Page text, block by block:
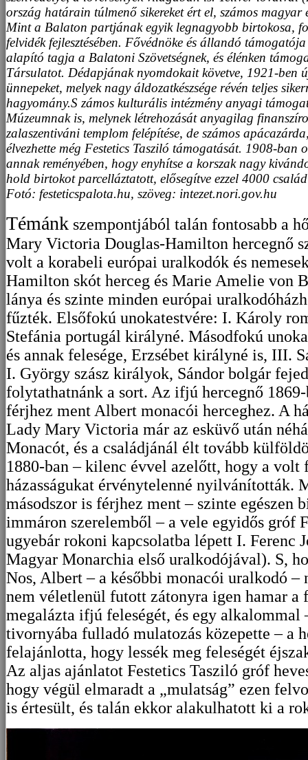
ország határain túlmenő sikereket ért el, számos
Mint a Balaton partjának egyik legnagyobb birtokosa,
felvidék fejlesztésében. Fővédnöke és állandó
alapító tagja a Balatoni Szövetségnek, és élénken
Társulatot. Dédapjának nyomdokait követve, 1921-ben
ünnepeket, melyek nagy áldozatkészsége révén teljes
hagyomány.S zámos kulturális intézmény anyagi
Múzeumnak is, melynek létrehozását anyagilag
zalaszentiváni templom felépítése, de számos
élvezhette még Festetics Tasziló támogatását. 1908-ban
annak reményében, hogy enyhítse a korszak nagy
hold birtokot parcelláztatott, elősegítve ezzel 4000 család
Fotó: festeticspalota.hu, szöveg: intezet.nori.gov.hu
Témánk szempontjából talán fontosabb a
Mary Victoria Douglas-Hamilton hercegnő
volt a korabeli európai uralkodók és
Hamilton skót herceg és Marie Amelie von
lánya és szinte minden európai
fűzték. Elsőfokú unokatestvére: I. Károly
Stefánia portugál királyné. Másodfokú
és annak felesége, Erzsébet királyné is, III.
I. György szász királyok, Sándor bolgár
folytathatnánk a sort. Az ifjú hercegnő 1869-
férjhez ment Albert monacói herceghez. A
Lady Mary Victoria már az esküvő után
Monacót, és a családjánál élt tovább
1880-ban – kilenc évvel azelőtt, hogy a
házasságukat érvénytelenné nyilvánították.
másodszor is férjhez ment – szinte egészen
immáron szerelemből – a vele egyidős gróf
ugyebár rokoni kapcsolatba lépett I. Ferenc
Magyar Monarchia első uralkodójával). S,
Nos, Albert – a későbbi monacói uralkodó
nem véletlenül futott zátonyra igen hamar a
megalázta ifjú feleségét, és egy
tivornyába fulladó mulatozás közepette – a
felajánlotta, hogy lessék meg feleségét
Az aljas ajánlatot Festetics Tasziló gróf
hogy végül elmaradt a „mulatság” ezen
is értesült, és talán ekkor alakulhatott ki a